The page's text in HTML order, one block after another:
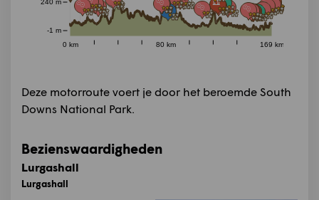
0 km 80 km 169 km
-1 m
240 m
Deze motorroute voert je door het beroemde South
Downs National Park.
Bezienswaardigheden
Lurgashall
Lurgashall